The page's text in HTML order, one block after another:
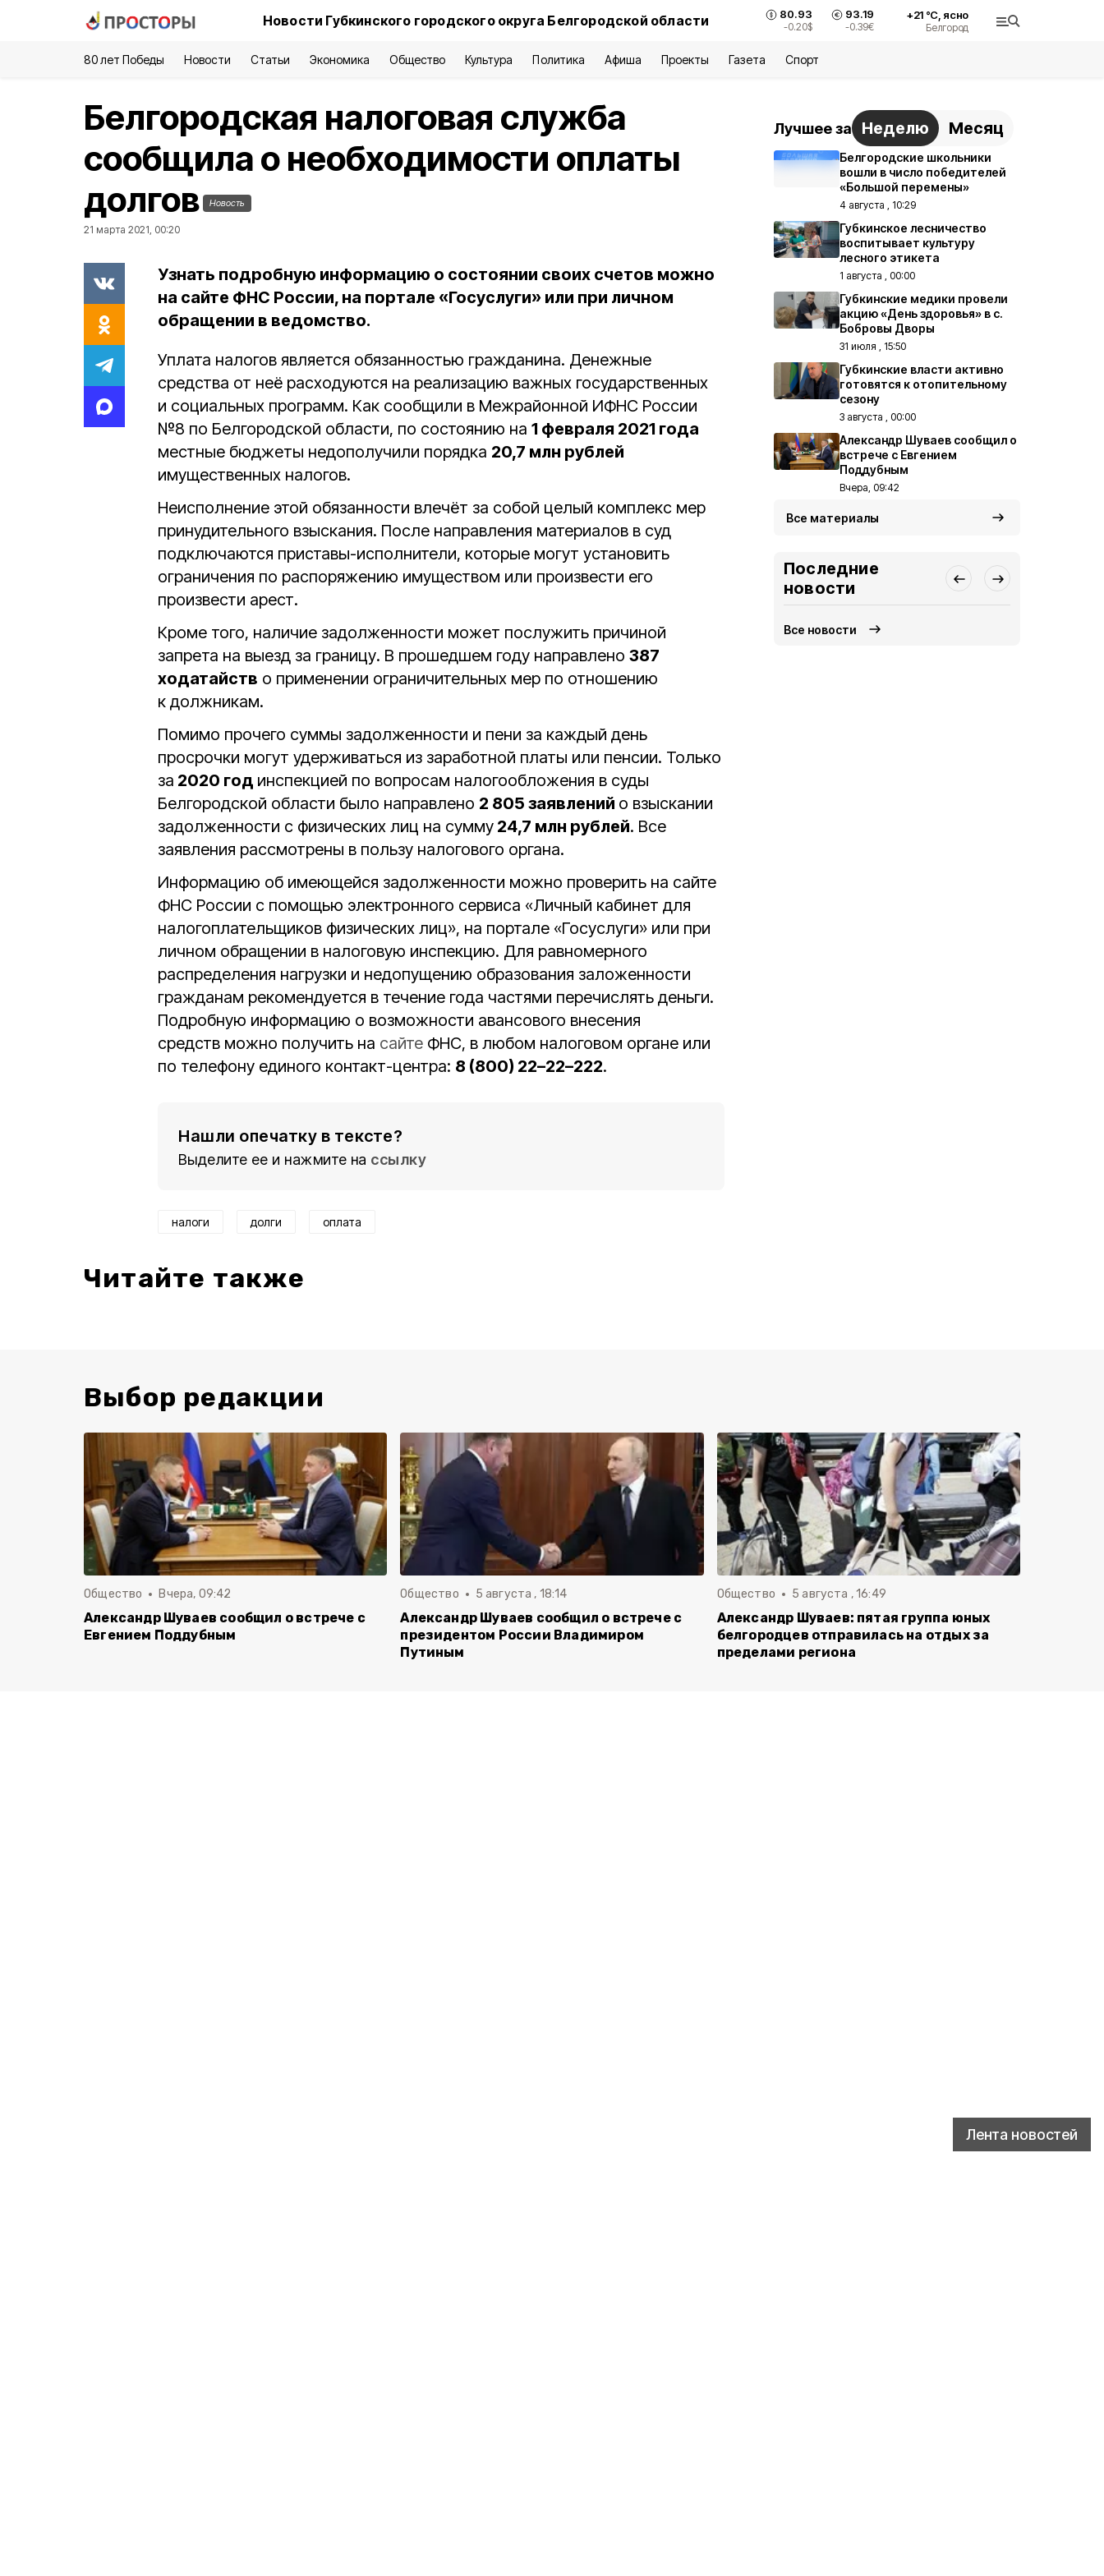
Новости Губкинского городского округа Белгородской области 80.93
-0.20$
93.19
-0.39€
+21°С, ясно
Белгород
80 лет Победы Новости Статьи Экономика Общество Культура Политика Афиша Проекты Газета Спорт
Лента новостей
Белгородская налоговая служба
сообщила о необходимости оплаты
долгов
Новость
21 марта 2021, 00:20
Узнать подробную информацию о состоянии своих счетов можно
на сайте ФНС России, на портале «Госуслуги» или при личном
обращении в ведомство.
Уплата налогов является обязанностью гражданина. Денежные
средства от неё расходуются на реализацию важных государственных
и социальных программ. Как сообщили в Межрайонной ИФНС России
№8 по Белгородской области, по состоянию на 1 февраля 2021 года
местные бюджеты недополучили порядка 20,7 млн рублей
имущественных налогов.
Неисполнение этой обязанности влечёт за собой целый комплекс мер
принудительного взыскания. После направления материалов в суд
подключаются приставы-исполнители, которые могут установить
ограничения по распоряжению имуществом или произвести его
произвести арест.
Кроме того, наличие задолженности может послужить причиной
запрета на выезд за границу. В прошедшем году направлено 387
ходатайств о применении ограничительных мер по отношению
к должникам.
Помимо прочего суммы задолженности и пени за каждый день
просрочки могут удерживаться из заработной платы или пенсии. Только
за 2020 год инспекцией по вопросам налогообложения в суды
Белгородской области было направлено 2 805 заявлений о взыскании
задолженности с физических лиц на сумму 24,7 млн рублей. Все
заявления рассмотрены в пользу налогового органа.
Информацию об имеющейся задолженности можно проверить на сайте
ФНС России с помощью электронного сервиса «Личный кабинет для
налогоплательщиков физических лиц», на портале «Госуслуги» или при
личном обращении в налоговую инспекцию. Для равномерного
распределения нагрузки и недопущению образования заложенности
гражданам рекомендуется в течение года частями перечислять деньги.
Подробную информацию о возможности авансового внесения
средств можно получить на сайте ФНС, в любом налоговом органе или
по телефону единого контакт-центра: 8 (800) 22–22–222.
Нашли опечатку в тексте?
Выделите ее и нажмите на ссылку
налоги долги оплата
Читайте также
Лучшее за Неделю Месяц
Белгородские школьники
вошли в число победителей
«Большой перемены»
4 августа , 10:29
Губкинское лесничество
воспитывает культуру
лесного этикета
1 августа , 00:00
Губкинские медики провели
акцию «День здоровья» в с.
Бобровы Дворы
31 июля , 15:50
Губкинские власти активно
готовятся к отопительному
сезону
3 августа , 00:00
Александр Шуваев сообщил о
встрече с Евгением
Поддубным
Вчера, 09:42
Все материалы
Последние
новости
Все новости
Выбор редакции
Общество Вчера, 09:42
Александр Шуваев сообщил о встрече с
Евгением Поддубным
Общество 5 августа , 18:14
Александр Шуваев сообщил о встрече с
президентом России Владимиром
Путиным
Общество 5 августа , 16:49
Александр Шуваев: пятая группа юных
белгородцев отправилась на отдых за
пределами региона